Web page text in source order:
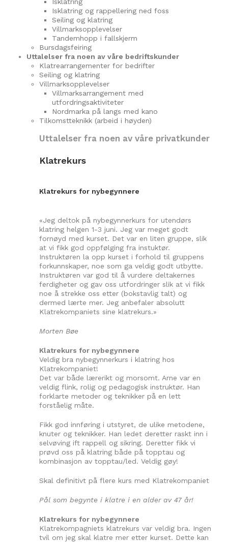
Isklatring og rappellering ned foss
Seiling og klatring
Villmarksopplevelser
Tandemhopp i fallskjerm
Bursdagsfeiring
Uttalelser fra noen av våre bedriftskunder
Klatrearrangementer for bedrifter
Seiling og klatring
Villmarksopplevelser
Villmarksarrangement med
utfordringsaktiviteter
Nordmarka på langs med kano
Tilkomstteknikk (arbeid i høyden)
Uttalelser fra noen av våre privatkunder
Klatrekurs
Klatrekurs for nybegynnere
«Jeg deltok på nybegynnerkurs for utendørs
klatring helgen 1-3 juni. Jeg var meget godt
fornøyd med kurset. Det var en liten gruppe, slik
at vi fikk god oppfølging fra instuktør.
Instruktøren la opp kurset i forhold til gruppens
forkunnskaper, noe som ga veldig godt utbytte.
Instruktøren var god til å vurdere deltakernes
ferdigheter og gav oss utfordringer slik at vi fikk
noe å strekke oss etter (bokstavlig talt) og
dermed lærte mer. Jeg anbefaler absolutt
Klatrekompaniets sine klatrekurs.»
Morten Bøe
Klatrekurs for nybegynnere
Veldig bra nybegynnerkurs i klatring hos
Klatrekompaniet!
Det var både lærerikt og morsomt. Arne var en
veldig flink, rolig og pedagogisk instruktør. Han
forklarte metoder og teknikker på en lett
forståelig måte.
Fikk god innføring i utstyret, de ulike metodene,
knuter og teknikker. Han ledet deretter raskt inn i
selvøving ift rappell og sikring. Deretter fikk vi
prøvd oss på klatring både på topptau og
kombinasjon av topptau/led. Veldig gøy!
Skal definitivt på flere kurs med Klatrekompaniet
Pål som begynte i klatre i en alder av 47 år!
Klatrekurs for nybegynnere
Klatrekompagniets klatrekurs var veldig bra. Ingen
tvil om jeg skal klatre mer etter kurset. Dette kan